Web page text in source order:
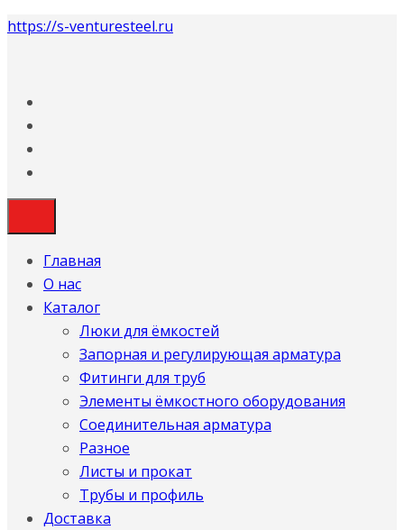
https://s-venturesteel.ru
Главная
О нас
Каталог
Люки для ёмкостей
Запорная и регулирующая арматура
Фитинги для труб
Элементы ёмкостного оборудования
Соединительная арматура
Разное
Листы и прокат
Трубы и профиль
Доставка